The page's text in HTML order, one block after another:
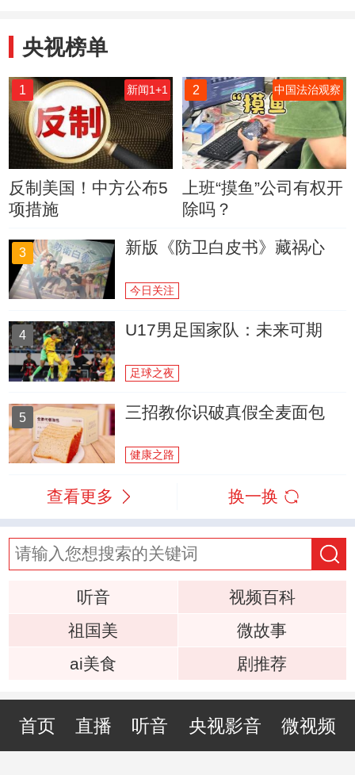
央视榜单
1 新闻1+1
反制美国！中方公布5
项措施
2 中国法治观察
上班“摸鱼”公司有权开
除吗？
3 新版《防卫白皮书》藏祸心
今日关注
4 U17男足国家队：未来可期
足球之夜
5 三招教你识破真假全麦面包
健康之路
查看更多 换一换
听音
视频百科
祖国美
微故事
ai美食
剧推荐
首页 直播 听音 央视影音 微视频